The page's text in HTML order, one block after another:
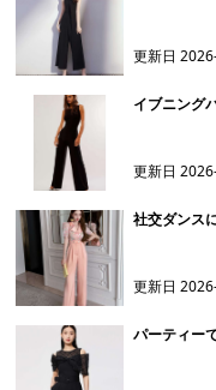
更新日
イブニング
更新日
社交ダンス
更新日
パーティー